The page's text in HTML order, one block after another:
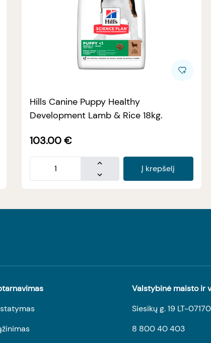
Hills Canine Puppy Healthy
Development Lamb & Rice 18kg.
103.00 €
Į krepšelį
Valstybinė maisto ir
Siesikų g. 19 LT-
8 800 40 403